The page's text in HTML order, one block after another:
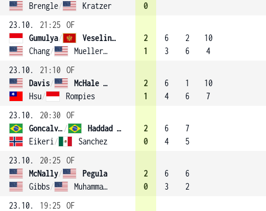
Brengle/ Kratzer
0
23.10.
21:25 OF
Gumulya/
Veselinovic
Chang/ Mueller (2)
2
1
6
3
2
6
10
4
23.10.
21:10 OF
Davis/
McHale (4)
Hsu/ Rompies
2
1
6
4
1
6
10
7
23.10.
20:30 OF
Goncalves /
Haddad Maia
Eikeri / Sanchez
2
0
6
4
7
5
23.10.
20:25 OF
McNally/
Pegula
Gibbs/ Muhammad (3)
2
0
6
3
6
2
23.10.
19:25 OF